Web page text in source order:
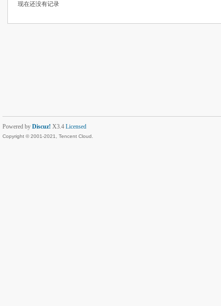
现在还没有记录
Powered by Discuz! X3.4 Licensed
Copyright © 2001-2021, Tencent Cloud.